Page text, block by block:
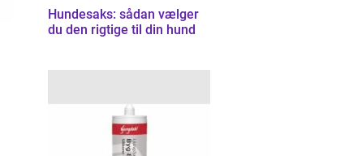
Hundesaks: sådan vælger
du den rigtige til din hund